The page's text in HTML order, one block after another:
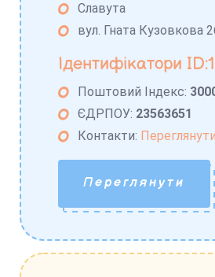
Славута
вул. Гната Кузовкова
Ідентифікатори
Поштовий Індекс:
ЄДРПОУ: 23563651
Контакти: Переглянути
Переглянути